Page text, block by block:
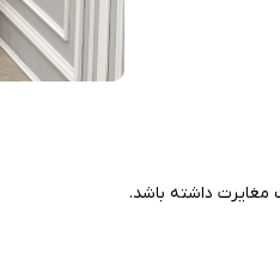
داشته باشد.